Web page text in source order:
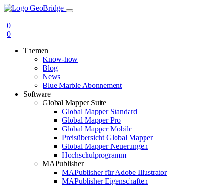
0
0
Themen
Know-how
Blog
News
Blue Marble Abonnement
Software
Global Mapper Suite
Global Mapper Standard
Global Mapper Pro
Global Mapper Mobile
Preisübersicht Global Mapper
Global Mapper Neuerungen
Hochschulprogramm
MAPublisher
MAPublisher für Adobe Illustrator
MAPublisher Eigenschaften